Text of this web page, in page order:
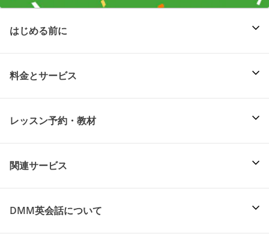
はじめる前に
料金とサービス
レッスン予約・教材
関連サービス
DMM英会話について